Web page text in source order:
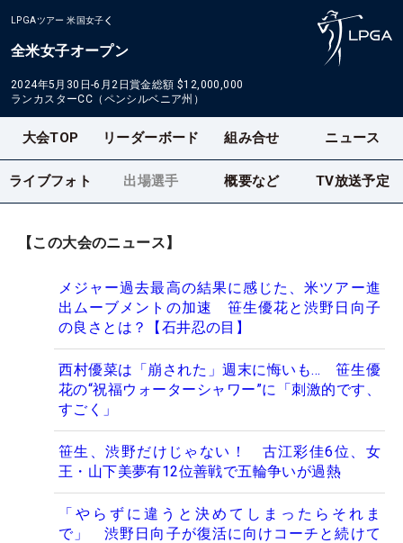
LPGAツアー 米国女子
全米女子オープン
2024年5月30日-6月2日賞金総額 $12,000,000
ランカスターCC（ペンシルベニア州）
大会TOP リーダーボード 組み合せ ニュース
ライブフォト 出場選手 概要など TV放送予定
【この大会のニュース】
メジャー過去最高の結果に感じた、米ツアー進
出ムーブメントの加速 笹生優花と渋野日向子
の良さとは？【石井忍の目】
西村優菜は「崩された」週末に悔いも… 笹生優
花の“祝福ウォーターシャワー”に「刺激的です、
すごく」
笹生、渋野だけじゃない！ 古江彩佳6位、女
王・山下美夢有12位善戦で五輪争いが過熱
「やらずに違うと決めてしまったらそれま
で」 渋野日向子が復活に向けコーチと続けて